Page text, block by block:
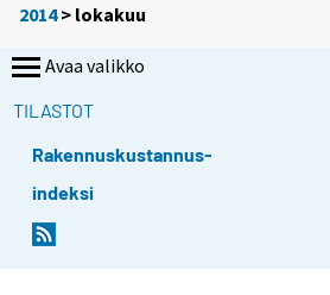
2014> lokakuu
Avaa valikko
TILASTOT
Rakennuskustannus-
indeksi